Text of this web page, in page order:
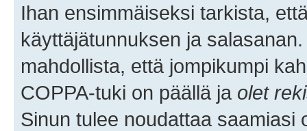
Ihan ensimmäiseksi tarkista,
käyttäjätunnuksen ja
mahdollista, että jompikumpi
COPPA-tuki on päällä ja olet
Sinun tulee noudattaa saamiasi